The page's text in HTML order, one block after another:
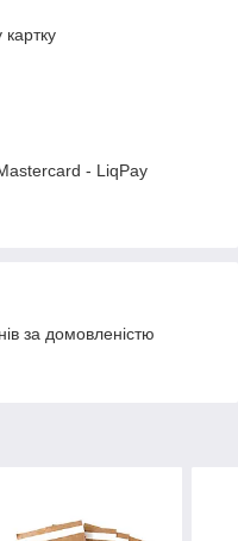
- LiqPay
за домовленістю